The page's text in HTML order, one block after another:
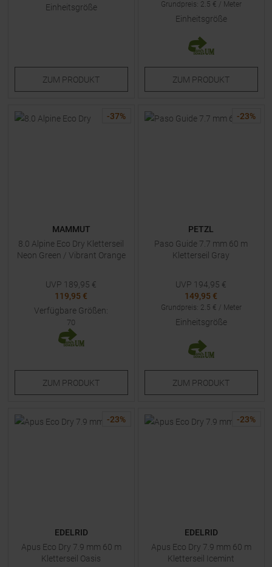
Einheitsgröße
ZUM PRODUKT
Grundpreis: 2.5 € / Meter
Einheitsgröße
ZUM PRODUKT
-37%
MAMMUT
8.0 Alpine Eco Dry Kletterseil
Neon Green / Vibrant Orange
UVP 189,95 €
119,95 €
Verfügbare Größen:
70
ZUM PRODUKT
-23%
PETZL
Paso Guide 7.7 mm 60 m
Kletterseil Gray
UVP 194,95 €
149,95 €
Grundpreis: 2.5 € / Meter
Einheitsgröße
ZUM PRODUKT
-23%
EDELRID
Apus Eco Dry 7.9 mm 60 m
Kletterseil Oasis
-23%
EDELRID
Apus Eco Dry 7.9 mm 60 m
Kletterseil Icemint